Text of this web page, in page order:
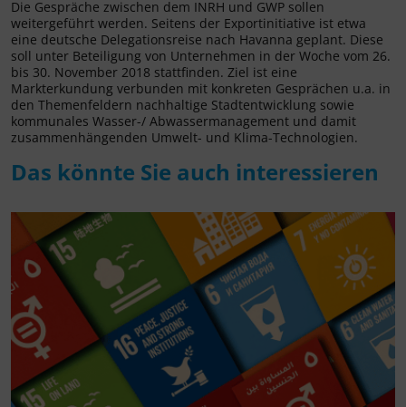
Die Gespräche zwischen dem INRH und GWP sollen
weitergeführt werden. Seitens der Exportinitiative ist etwa
eine deutsche Delegationsreise nach Havanna geplant. Diese
soll unter Beteiligung von Unternehmen in der Woche vom 26.
bis 30. November 2018 stattfinden. Ziel ist eine
Markterkundung verbunden mit konkreten Gesprächen u.a. in
den Themenfeldern nachhaltige Stadtentwicklung sowie
kommunales Wasser-/ Abwassermanagement und damit
zusammenhängenden Umwelt- und Klima-Technologien.
Das könnte Sie auch interessieren